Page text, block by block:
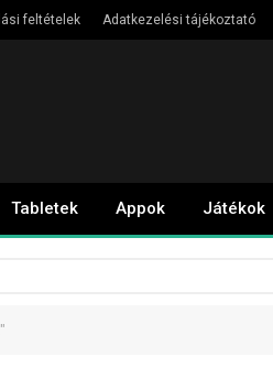
feltételek Adatkezelési tájékoztató
Tabletek Appok Játékok